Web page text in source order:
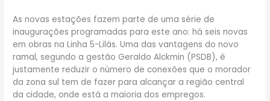
As novas estações fazem parte de uma série de
inaugurações programadas para este ano: há seis novas
em obras na Linha 5-Lilás. Uma das vantagens do novo
ramal, segundo a gestão Geraldo Alckmin (PSDB), é
justamente reduzir o número de conexões que o morador
da zona sul tem de fazer para alcançar a região central
da cidade, onde está a maioria dos empregos.